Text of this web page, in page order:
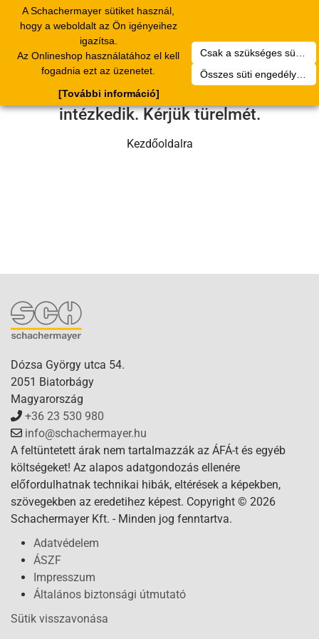
A Schachermayer sütiket használ,
hogy a weboldalt az Ön igényeihez
igazítsa.
Az Onlineshop használatához el kell
fogadnia ezt az üzenetet.
Összes süti engedélyezése
[További információ]
navigation
Sajnos technikai hiba történt.
Szervizcsapatunk hamarosan
intézkedik. Kérjük türelmét.
Kezdőoldalra
Dózsa György utca 54.
2051 Biatorbágy
Magyarország
+36 23 530 980
info@schachermayer.hu
A feltüntetett árak nem tartalmazzák az ÁFÁ-t és egyéb
költségeket! Az alapos adatgondozás ellenére
előfordulhatnak technikai hibák, eltérések a képekben,
szövegekben az eredetihez képest. Copyright © 2026
Schachermayer Kft. - Minden jog fenntartva.
Adatvédelem
ÁSZF
Impresszum
Általános biztonsági útmutató
Sütik visszavonása